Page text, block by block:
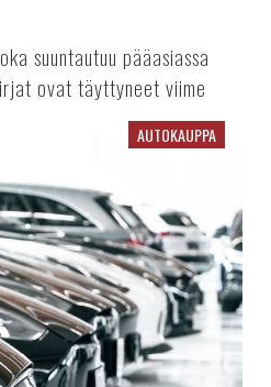
suuntautuu pääasiassa
ovat täyttyneet viime
AUTOKAUPPA